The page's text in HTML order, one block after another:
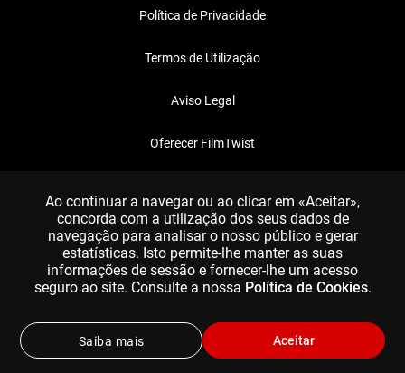
Política de Privacidade
Termos de Utilização
Aviso Legal
Oferecer FilmTwist
Ao continuar a navegar ou ao clicar em «Aceitar»,
concorda com a utilização dos seus dados de
navegação para analisar o nosso público e gerar
estatísticas. Isto permite-lhe manter as suas
informações de sessão e fornecer-lhe um acesso
seguro ao site. Consulte a nossa Política de Cookies.
Aceitar
Saiba mais